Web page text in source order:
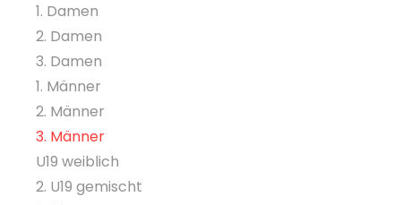
1. Damen
2. Damen
3. Damen
1. Männer
2. Männer
3. Männer
U19 weiblich
2. U19 gemischt